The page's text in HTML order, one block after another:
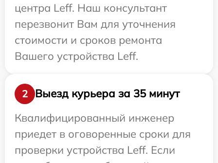
центра Leff. Наш консультант
перезвонит Вам для уточнения
стоимости и сроков ремонта
Вашего устройства Leff.
2
Выезд курьера за 35 минут
Квалифицированный инженер
приедет в оговоренные сроки для
проверки устройства Leff. Если